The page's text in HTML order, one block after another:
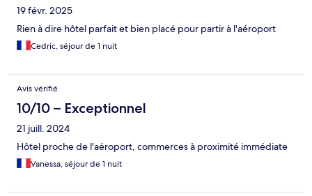
19 févr. 2025
Rien à dire hôtel parfait et bien placé pour partir à l'aéroport
Cedric, séjour de 1 nuit
Avis vérifié
10/10 – Exceptionnel
21 juill. 2024
Hôtel proche de l'aéroport, commerces à proximité immédiate
Vanessa, séjour de 1 nuit